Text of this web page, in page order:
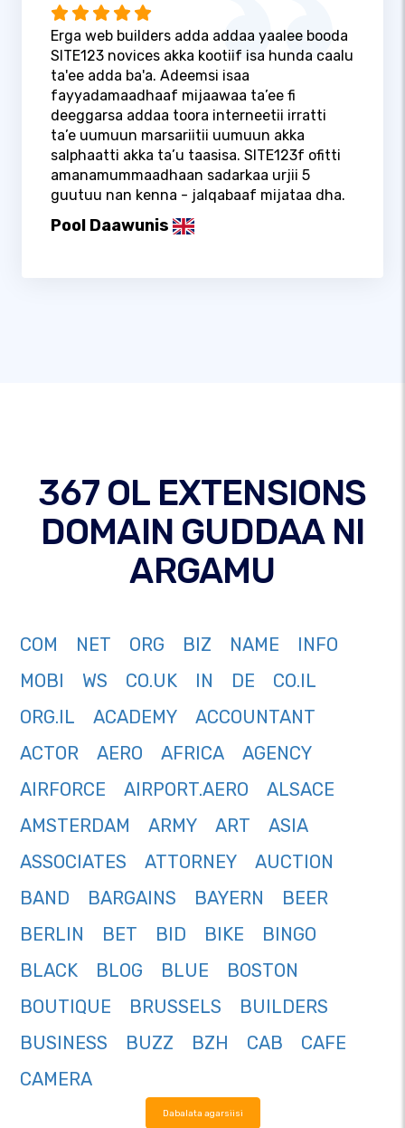
Erga web builders adda addaa yaalee booda
SITE123 novices akka kootiif isa hunda caalu
ta'ee adda ba'a. Adeemsi isaa
fayyadamaadhaaf mijaawaa ta’ee fi
deeggarsa addaa toora interneetii irratti
ta’e uumuun marsariitii uumuun akka
salphaatti akka ta’u taasisa. SITE123f ofitti
amanamummaadhaan sadarkaa urjii 5
guutuu nan kenna - jalqabaaf mijataa dha.
Pool Daawunis
367 OL EXTENSIONS
DOMAIN GUDDAA NI
ARGAMU
COM NET ORG BIZ NAME
INFO
MOBI
WS CO.UK IN DE
CO.IL
ORG.IL
ACADEMY
ACCOUNTANT
ACTOR
AERO AFRICA
AGENCY
AIRFORCE
AIRPORT.AERO
ALSACE
AMSTERDAM
ARMY ART
ASIA
ASSOCIATES
ATTORNEY
AUCTION
BAND
BARGAINS BAYERN
BEER
BERLIN
BET BID BIKE
BINGO
BLACK
BLOG BLUE
BOSTON
BOUTIQUE
BRUSSELS
BUILDERS
BUSINESS
BUZZ BZH CAB
CAFE
CAMERA
Dabalata agarsiisi